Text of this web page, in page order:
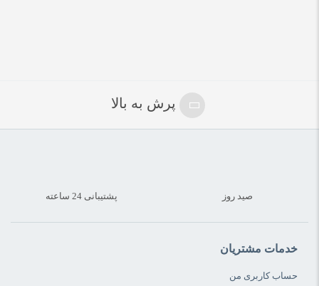
پرش به بالا
صید روز پشتیبانی 24 ساعته
خدمات مشتریان
حساب کاربری من